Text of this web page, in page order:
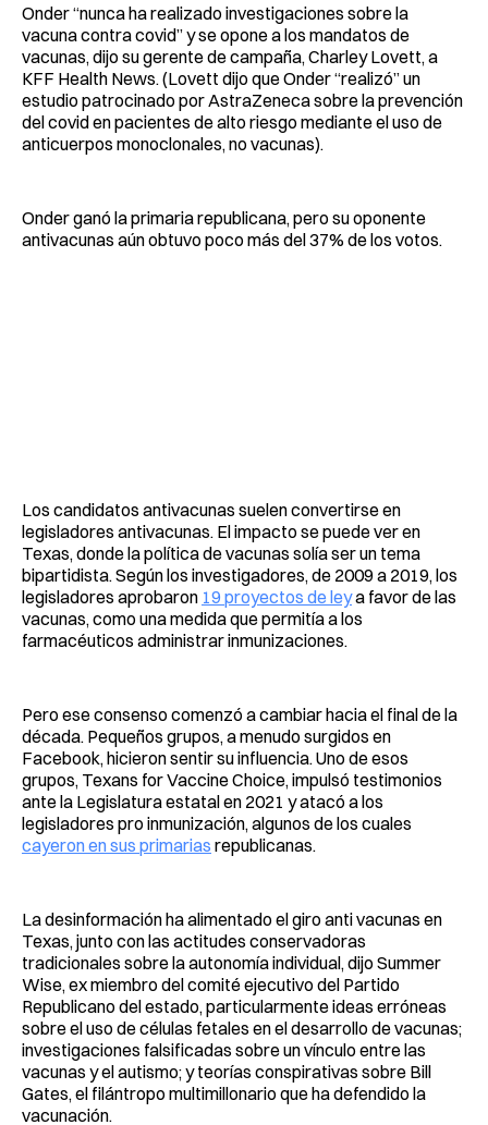
Onder “nunca ha realizado investigaciones sobre la
vacuna contra covid” y se opone a los mandatos de
vacunas, dijo su gerente de campaña, Charley Lovett, a
KFF Health News. (Lovett dijo que Onder “realizó” un
estudio patrocinado por AstraZeneca sobre la prevención
del covid en pacientes de alto riesgo mediante el uso de
anticuerpos monoclonales, no vacunas).
Onder ganó la primaria republicana, pero su oponente
antivacunas aún obtuvo poco más del 37% de los votos.
Los candidatos antivacunas suelen convertirse en
legisladores antivacunas. El impacto se puede ver en
Texas, donde la política de vacunas solía ser un tema
bipartidista. Según los investigadores, de 2009 a 2019, los
legisladores aprobaron 19 proyectos de leya favor de las
vacunas, como una medida que permitía a los
farmacéuticos administrar inmunizaciones.
Pero ese consenso comenzó a cambiar hacia el final de la
década. Pequeños grupos, a menudo surgidos en
Facebook, hicieron sentir su influencia. Uno de esos
grupos, Texans for Vaccine Choice, impulsó testimonios
ante la Legislatura estatal en 2021 y atacó a los
legisladores pro inmunización, algunos de los cuales
cayeron en sus primarias republicanas.
La desinformación ha alimentado el giro anti vacunas en
Texas, junto con las actitudes conservadoras
tradicionales sobre la autonomía individual, dijo Summer
Wise, ex miembro del comité ejecutivo del Partido
Republicano del estado, particularmente ideas erróneas
sobre el uso de células fetales en el desarrollo de vacunas;
investigaciones falsificadas sobre un vínculo entre las
vacunas y el autismo; y teorías conspirativas sobre Bill
Gates, el filántropo multimillonario que ha defendido la
vacunación.